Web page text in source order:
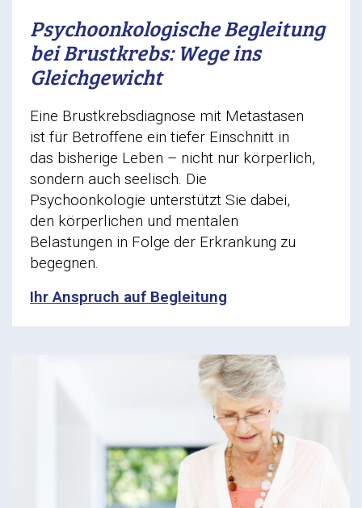
Psychoonkologische Begleitung
bei Brustkrebs: Wege ins
Gleichgewicht
Eine Brustkrebsdiagnose mit Metastasen
ist für Betroffene ein tiefer Einschnitt in
das bisherige Leben – nicht nur körperlich,
sondern auch seelisch. Die
Psychoonkologie unterstützt Sie dabei,
den körperlichen und mentalen
Belastungen in Folge der Erkrankung zu
begegnen.
Ihr Anspruch auf Begleitung